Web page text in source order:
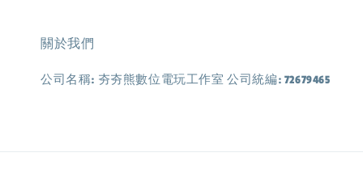
關於我們
公司名稱: 夯夯熊數位電玩工作室 公司統編: 72679465